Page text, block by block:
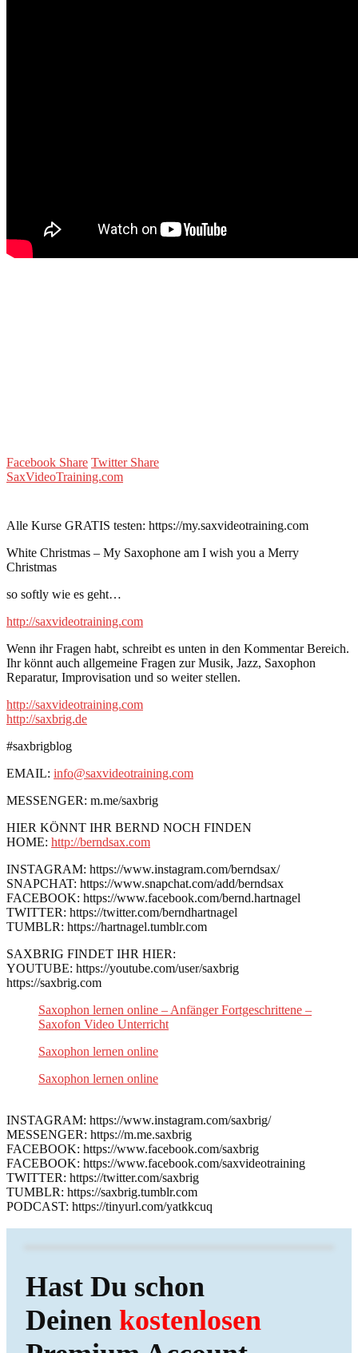
Facebook Share Twitter Share
SaxVideoTraining.com
Alle Kurse GRATIS testen: https://my.saxvideotraining.com
White Christmas – My Saxophone am I wish you a Merry
Christmas
so softly wie es geht…
http://saxvideotraining.com
Wenn ihr Fragen habt, schreibt es unten in den Kommentar Bereich.
Ihr könnt auch allgemeine Fragen zur Musik, Jazz, Saxophon
Reparatur, Improvisation und so weiter stellen.
http://saxvideotraining.com
http://saxbrig.de
#saxbrigblog
EMAIL: info@saxvideotraining.com
MESSENGER: m.me/saxbrig
HIER KÖNNT IHR BERND NOCH FINDEN
HOME: http://berndsax.com
INSTAGRAM: https://www.instagram.com/berndsax/
SNAPCHAT: https://www.snapchat.com/add/berndsax
FACEBOOK: https://www.facebook.com/bernd.hartnagel
TWITTER: https://twitter.com/berndhartnagel
TUMBLR: https://hartnagel.tumblr.com
SAXBRIG FINDET IHR HIER:
YOUTUBE: https://youtube.com/user/saxbrig
https://saxbrig.com
Saxophon lernen online – Anfänger Fortgeschrittene –
Saxofon Video Unterricht
Saxophon lernen online
Saxophon lernen online
INSTAGRAM: https://www.instagram.com/saxbrig/
MESSENGER: https://m.me.saxbrig
FACEBOOK: https://www.facebook.com/saxbrig
FACEBOOK: https://www.facebook.com/saxvideotraining
TWITTER: https://twitter.com/saxbrig
TUMBLR: https://saxbrig.tumblr.com
PODCAST: https://tinyurl.com/yatkkcuq
Hast Du schon
Deinen kostenlosen